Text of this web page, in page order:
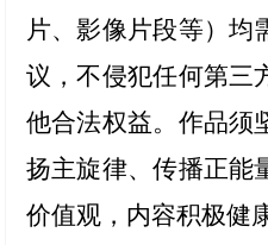
片、影像片段等）均
议，不侵犯任何第三
他合法权益。作品须
扬主旋律、传播正能
价值观，内容积极健